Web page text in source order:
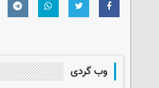
وب گردی